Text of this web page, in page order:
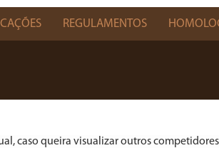
REGULAMENTOS
caso queira visualizar outros